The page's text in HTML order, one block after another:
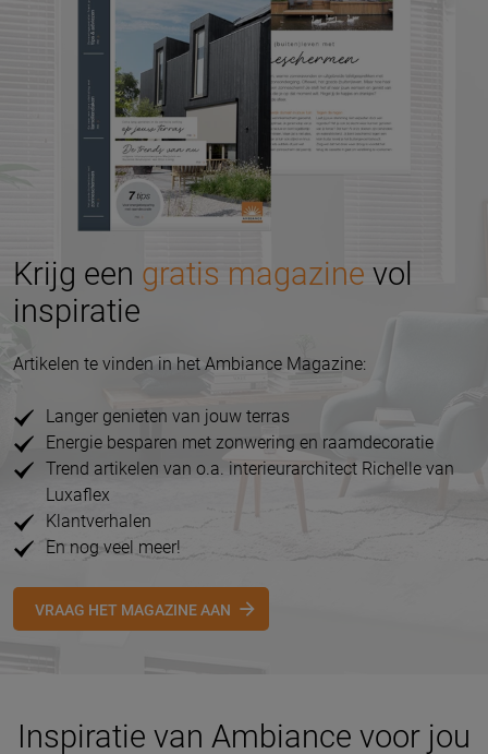
Krijg een gratis magazine vol
inspiratie
Artikelen te vinden in het Ambiance Magazine:
Langer genieten van jouw terras
Energie besparen met zonwering en raamdecoratie
Trend artikelen van o.a. interieurarchitect Richelle van
Luxaflex
Klantverhalen
En nog veel meer!
VRAAG HET MAGAZINE AAN
Inspiratie van Ambiance voor jou